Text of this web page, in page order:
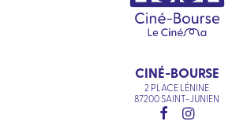
CINÉ-BOURSE
2 PLACE LÉNINE
87200 SAINT-JUNIEN